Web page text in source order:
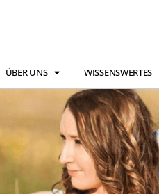
ÜBER UNS WISSENSWERTES